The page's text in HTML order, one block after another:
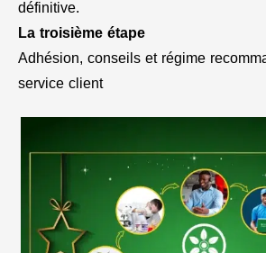
définitive.
La troisième étape
Adhésion, conseils et régime
service client